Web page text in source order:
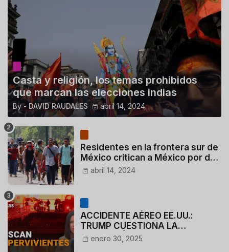
Casta y religión, los temas prohibidos
que marcan las elecciones indias
By - DAVID RAUDALES abril 14, 2024
Residentes en la frontera sur de
México critican a México por dar
110 dólares a migrantes
deportados
abril 14, 2024
ACCIDENTE AÉREO EE.UU.:
TRUMP CUESTIONA LA
ACTUACIÓN DE LOS
CONTROLADORES y PILOTO del
enero 30, 2025